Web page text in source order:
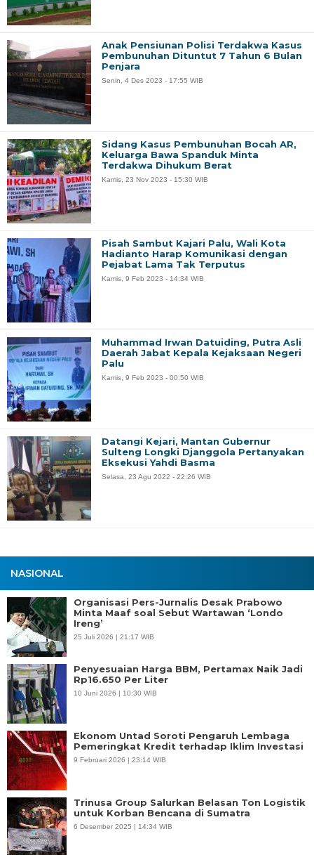
NASIONAL
Organisasi Pers-Jurnalis Desak Prabowo
Minta Maaf soal Sebut Wartawan ‘Londo
Ireng’
25 Juli 2026 | 21:17 WIB
Penyesuaian Harga BBM, Pertamax Naik Jadi
Rp16.650 Per Liter
10 Juni 2026 | 10:30 WIB
Ekonom Untad Soroti Pengaruh Lembaga
Pemeringkat Kredit terhadap Iklim Investasi
9 Februari 2026 | 23:14 WIB
Trinusa Group Salurkan Belasan Ton Logistik
untuk Korban Bencana di Sumatra
6 Desember 2025 | 14:34 WIB
Anak Pensiunan Polisi Terdakwa Kasus
Pembunuhan Dituntut 7 Tahun 6 Bulan
Penjara
Senin, 4 Des 2023 - 17:55 WIB
Sidang Kasus Pembunuhan Bocah AR,
Keluarga Bawa Spanduk Minta
Terdakwa Dihukum Berat
Kamis, 23 Nov 2023 - 15:30 WIB
Pisah Sambut Kajari Palu, Wali Kota
Hadianto Harap Komunikasi dengan
Pejabat Lama Tak Terputus
Kamis, 9 Feb 2023 - 14:34 WIB
Muhammad Irwan Datuiding, Putra Asli
Daerah Jabat Kepala Kejaksaan Negeri
Palu
Kamis, 9 Feb 2023 - 00:50 WIB
Datangi Kejari, Mantan Gubernur
Sulteng Longki Djanggola Pertanyakan
Eksekusi Yahdi Basma
Selasa, 23 Agu 2022 - 22:26 WIB